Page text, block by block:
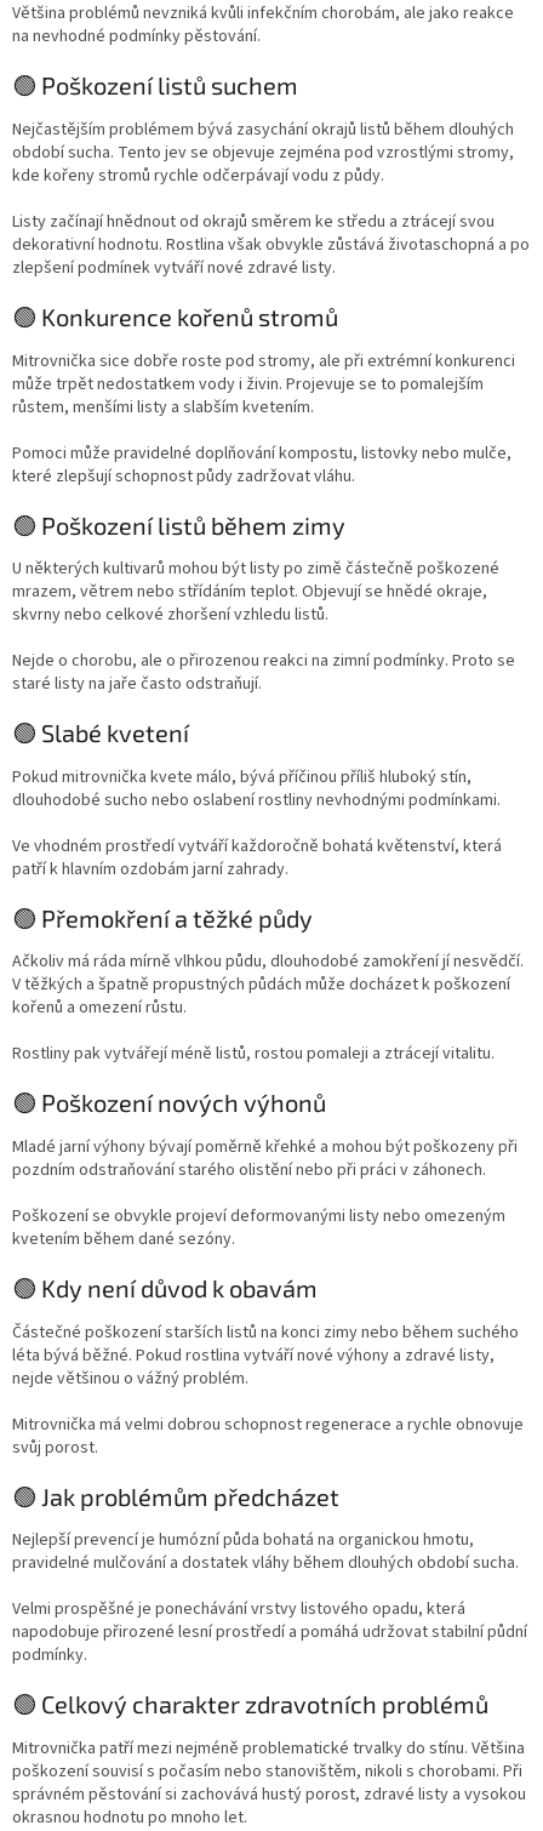
Většina problémů nevzniká kvůli infekčním chorobám, ale jako reakce
na nevhodné podmínky pěstování.
🟢 Poškození listů suchem
Nejčastějším problémem bývá zasychání okrajů listů během dlouhých
období sucha. Tento jev se objevuje zejména pod vzrostlými stromy,
kde kořeny stromů rychle odčerpávají vodu z půdy.
Listy začínají hnědnout od okrajů směrem ke středu a ztrácejí svou
dekorativní hodnotu. Rostlina však obvykle zůstává životaschopná a po
zlepšení podmínek vytváří nové zdravé listy.
🟢 Konkurence kořenů stromů
Mitrovnička sice dobře roste pod stromy, ale při extrémní konkurenci
může trpět nedostatkem vody i živin. Projevuje se to pomalejším
růstem, menšími listy a slabším kvetením.
Pomoci může pravidelné doplňování kompostu, listovky nebo mulče,
které zlepšují schopnost půdy zadržovat vláhu.
🟢 Poškození listů během zimy
U některých kultivarů mohou být listy po zimě částečně poškozené
mrazem, větrem nebo střídáním teplot. Objevují se hnědé okraje,
skvrny nebo celkové zhoršení vzhledu listů.
Nejde o chorobu, ale o přirozenou reakci na zimní podmínky. Proto se
staré listy na jaře často odstraňují.
🟢 Slabé kvetení
Pokud mitrovnička kvete málo, bývá příčinou příliš hluboký stín,
dlouhodobé sucho nebo oslabení rostliny nevhodnými podmínkami.
Ve vhodném prostředí vytváří každoročně bohatá květenství, která
patří k hlavním ozdobám jarní zahrady.
🟢 Přemokření a těžké půdy
Ačkoliv má ráda mírně vlhkou půdu, dlouhodobé zamokření jí nesvědčí.
V těžkých a špatně propustných půdách může docházet k poškození
kořenů a omezení růstu.
Rostliny pak vytvářejí méně listů, rostou pomaleji a ztrácejí vitalitu.
🟢 Poškození nových výhonů
Mladé jarní výhony bývají poměrně křehké a mohou být poškozeny při
pozdním odstraňování starého olistění nebo při práci v záhonech.
Poškození se obvykle projeví deformovanými listy nebo omezeným
kvetením během dané sezóny.
🟢 Kdy není důvod k obavám
Částečné poškození starších listů na konci zimy nebo během suchého
léta bývá běžné. Pokud rostlina vytváří nové výhony a zdravé listy,
nejde většinou o vážný problém.
Mitrovnička má velmi dobrou schopnost regenerace a rychle obnovuje
svůj porost.
🟢 Jak problémům předcházet
Nejlepší prevencí je humózní půda bohatá na organickou hmotu,
pravidelné mulčování a dostatek vláhy během dlouhých období sucha.
Velmi prospěšné je ponechávání vrstvy listového opadu, která
napodobuje přirozené lesní prostředí a pomáhá udržovat stabilní půdní
podmínky.
🟢 Celkový charakter zdravotních problémů
Mitrovnička patří mezi nejméně problematické trvalky do stínu. Většina
poškození souvisí s počasím nebo stanovištěm, nikoli s chorobami. Při
správném pěstování si zachovává hustý porost, zdravé listy a vysokou
okrasnou hodnotu po mnoho let.